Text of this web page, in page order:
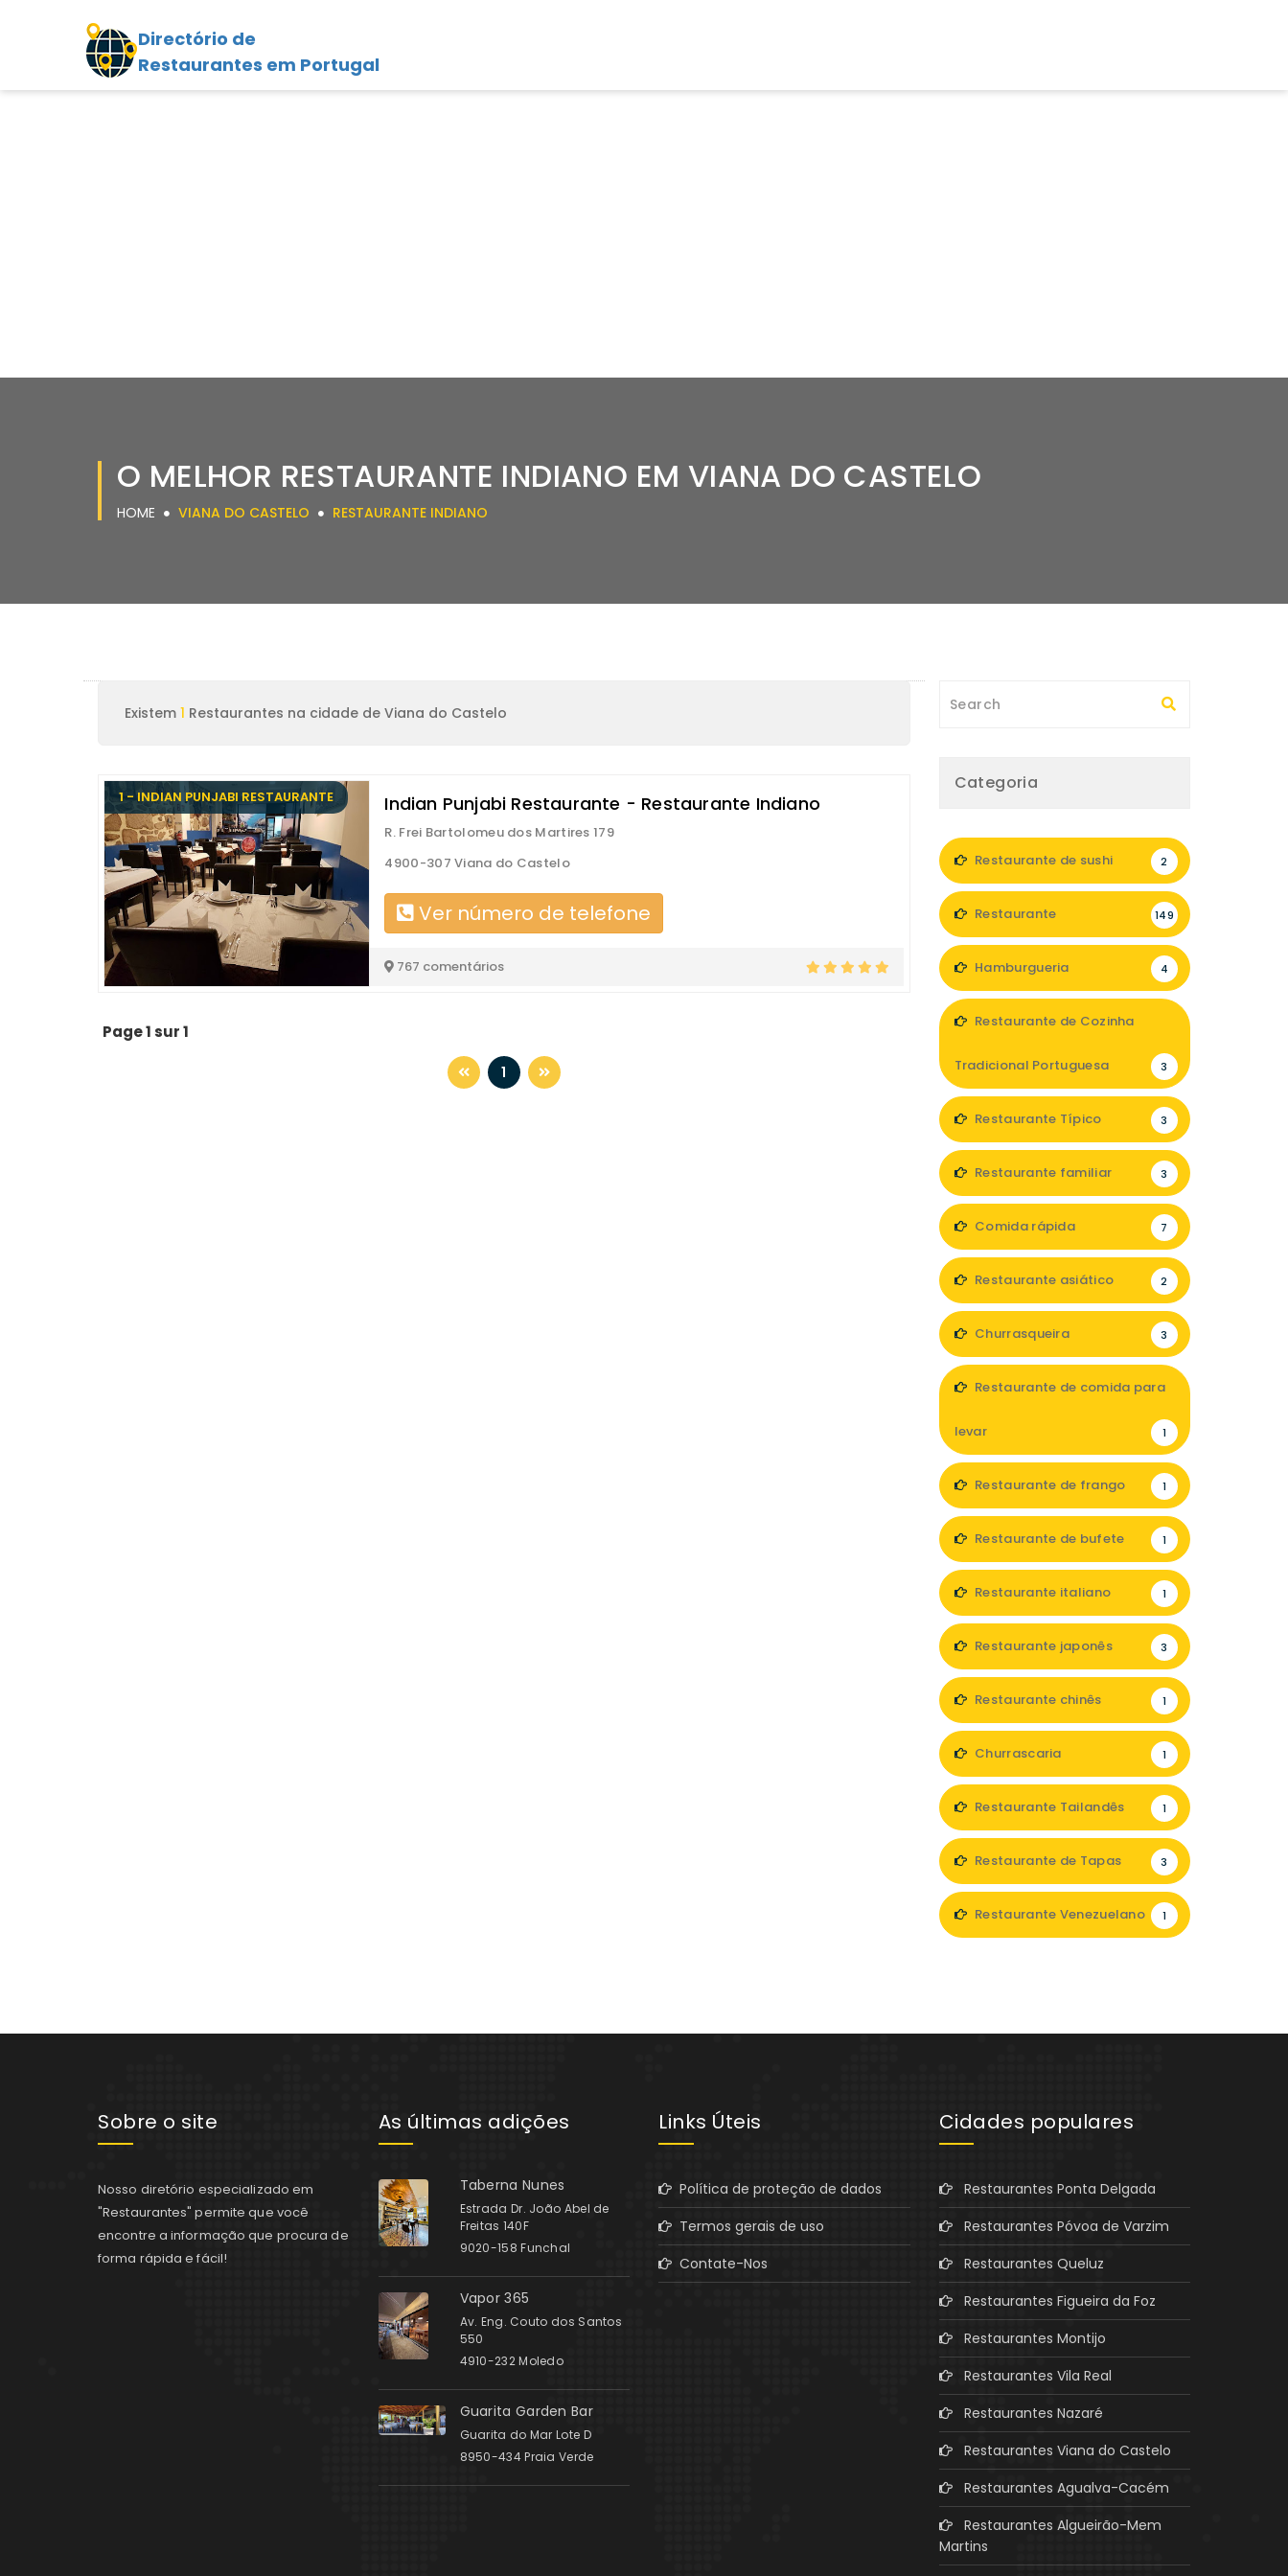
Directório de
Restaurantes em Portugal
O MELHOR RESTAURANTE INDIANO EM VIANA DO CASTELO
HOME VIANA DO CASTELO RESTAURANTE INDIANO
Existem 1 Restaurantes na cidade de Viana do Castelo
1 - INDIAN PUNJABI RESTAURANTE Indian Punjabi Restaurante - Restaurante Indiano
R. Frei Bartolomeu dos Martires 179
4900-307 Viana do Castelo
Ver número de telefone
767 comentários
Page 1 sur 1
1
Categoria
Restaurante de sushi 2
Restaurante 149
Hamburgueria 4
Restaurante de Cozinha
Tradicional Portuguesa 3
Restaurante Típico 3
Restaurante familiar 3
Comida rápida 7
Restaurante asiático 2
Churrasqueira 3
Restaurante de comida para
levar 1
Restaurante de frango 1
Restaurante de bufete 1
Restaurante italiano 1
Restaurante japonês 3
Restaurante chinês 1
Churrascaria 1
Restaurante Tailandês 1
Restaurante de Tapas 3
Restaurante Venezuelano 1
Sobre o site
Nosso diretório especializado em
"Restaurantes" permite que você
encontre a informação que procura de
forma rápida e fácil!
As últimas adições
Taberna Nunes
Estrada Dr. João Abel de
Freitas 140F
9020-158 Funchal
Vapor 365
Av. Eng. Couto dos Santos
550
4910-232 Moledo
Guarita Garden Bar
Guarita do Mar Lote D
8950-434 Praia Verde
Links Úteis
Política de proteção de dados
Termos gerais de uso
Contate-Nos
Cidades populares
Restaurantes Ponta Delgada
Restaurantes Póvoa de Varzim
Restaurantes Queluz
Restaurantes Figueira da Foz
Restaurantes Montijo
Restaurantes Vila Real
Restaurantes Nazaré
Restaurantes Viana do Castelo
Restaurantes Agualva-Cacém
Restaurantes Algueirão-Mem
Martins